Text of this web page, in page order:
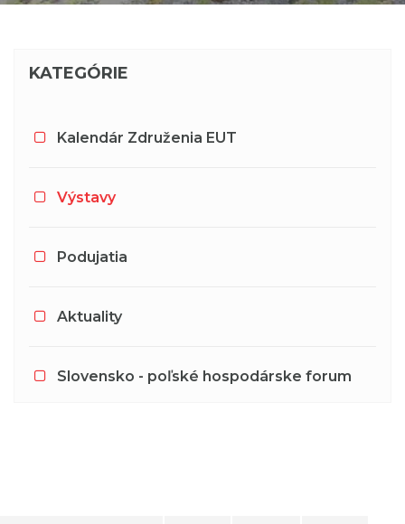
KATEGÓRIE
Kalendár Združenia EUT
Výstavy
Podujatia
Aktuality
Slovensko - poľské hospodárske forum